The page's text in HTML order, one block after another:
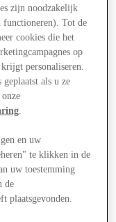
zijn noodzakelijk
functioneren). Tot de
cookies die het
op
personaliseren.
als u ze
.
en uw
te klikken in de
uw toestemming
de
plaatsgevonden.